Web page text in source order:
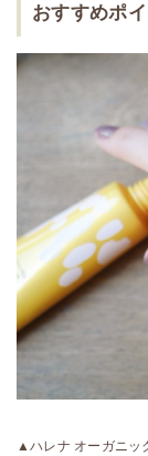
おすすめポ
▲ハレナ オーガニッ